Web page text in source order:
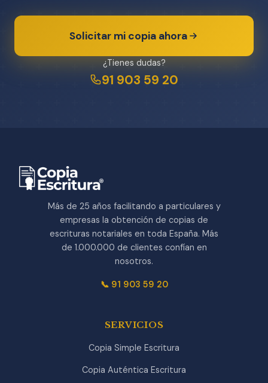
Solicitar mi copia ahora
¿Tienes dudas?
91 903 59 20
Más de 25 años facilitando a particulares y
empresas la obtención de copias de
escrituras notariales en toda España. Más
de 1.000.000 de clientes confían en
nosotros.
📞 91 903 59 20
SERVICIOS
Copia Simple Escritura
Copia Auténtica Escritura